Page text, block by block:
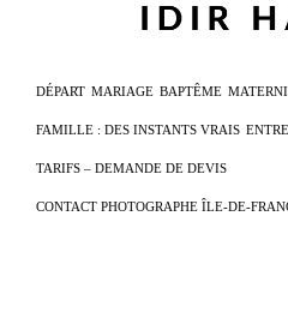
DÉPART MARIAGE BAPTÊME
FAMILLE : DES INSTANTS VRAIS
TARIFS – DEMANDE DE DEVIS
CONTACT PHOTOGRAPHE ÎLE-DE-